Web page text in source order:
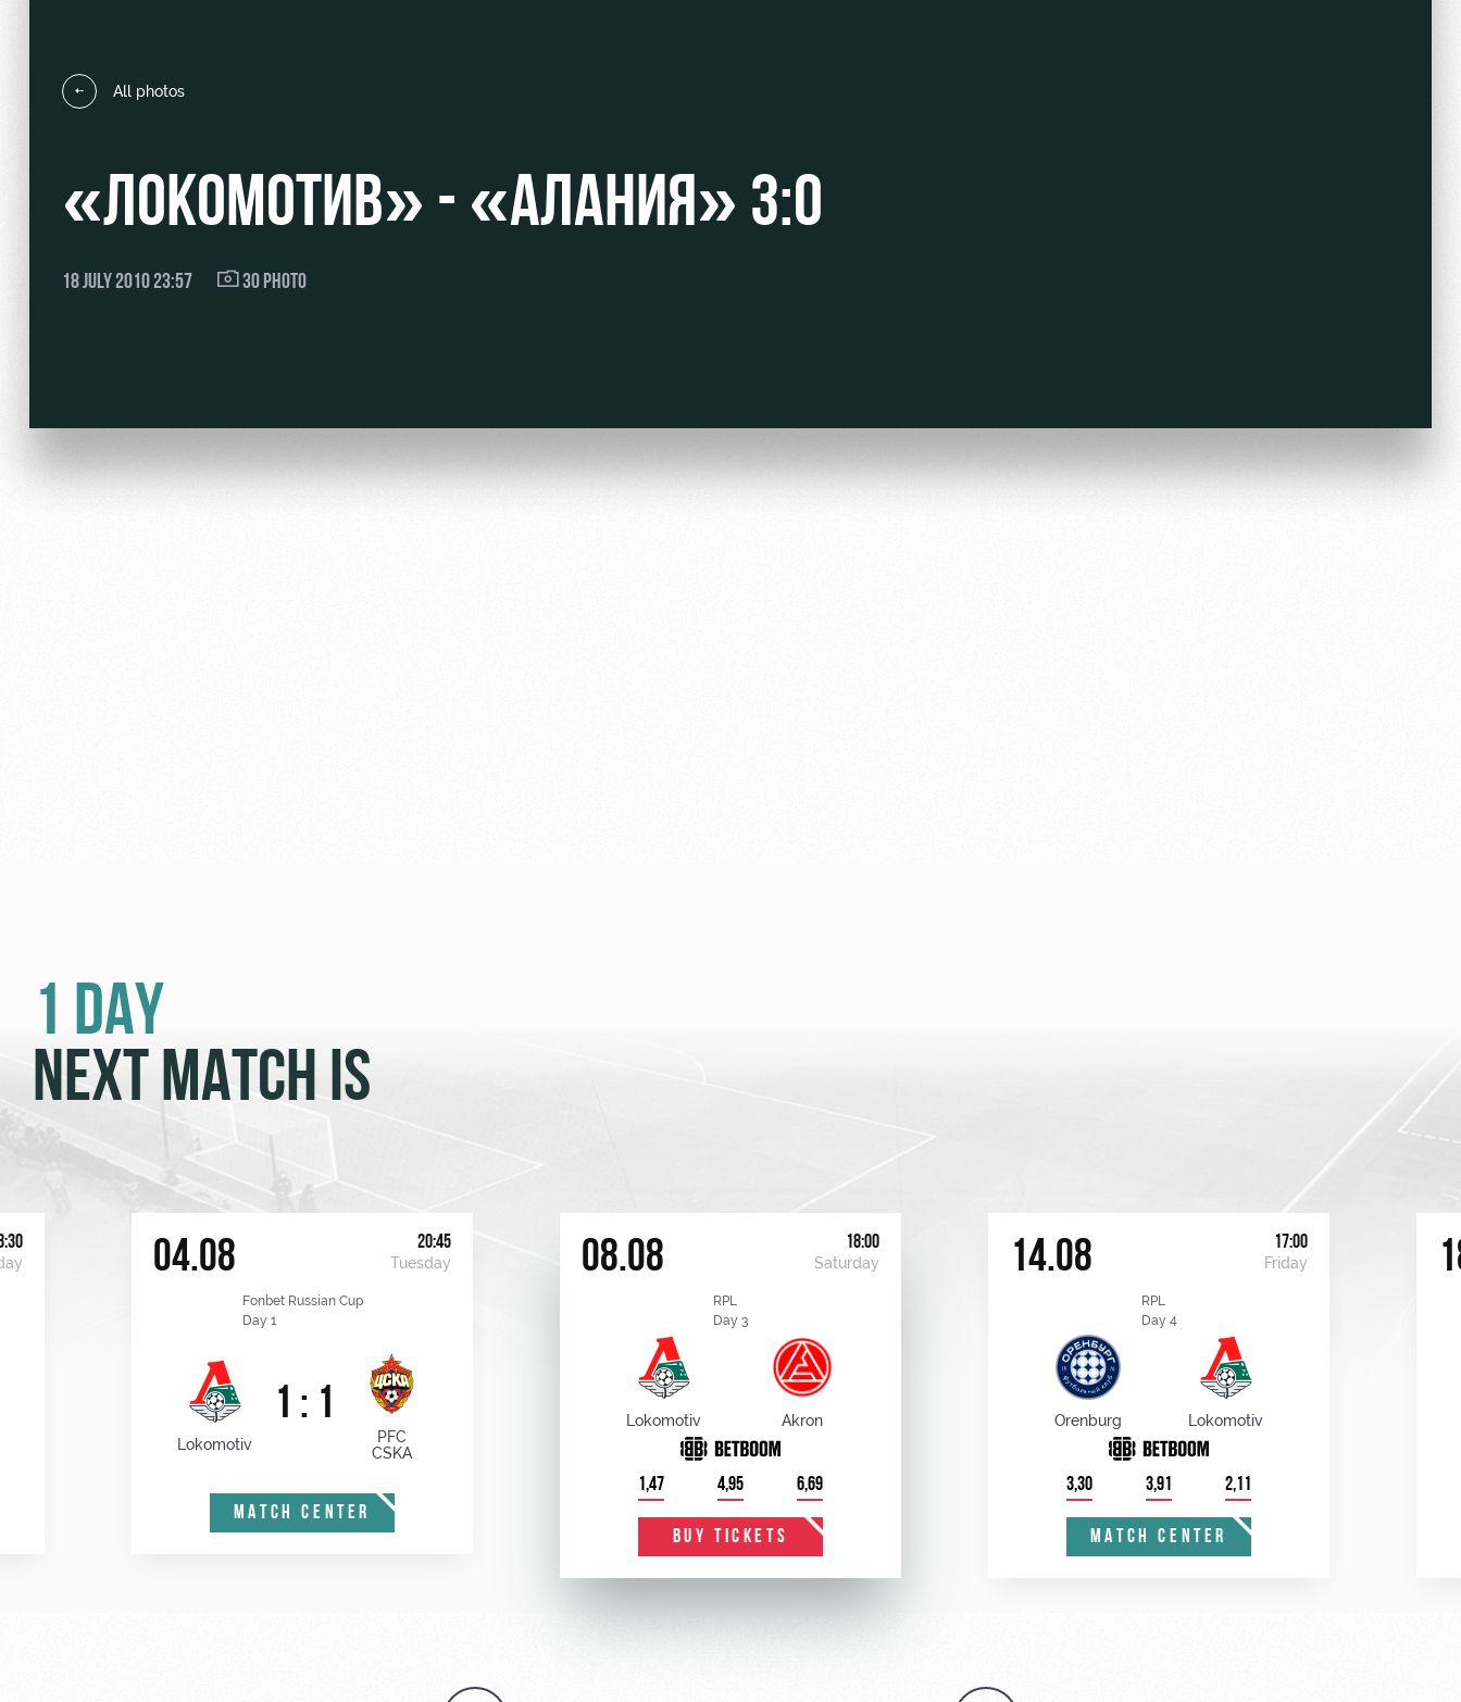
Локо-Лето Банковская карта «Локомотив»
Wallpapers
All photos
«ЛОКОМОТИВ» - «АЛАНИЯ» 3:0
18 JULY 2010 23:57 30 PHOTO
1 DAY
NEXT MATCH IS
04.08 20:45
Tuesday
Fonbet Russian Cup
Day 1
Lokomotiv
1 : 1
PFC
CSKA
MATCH CENTER
08.08 18:00
Saturday
RPL
Day 3
Lokomotiv Akron
1,47 4,95 6,69
BUY TICKETS
14.08 17:00
Friday
RPL
Day 4
Orenburg Lokomotiv
3,30 3,91 2,11
MATCH CENTER